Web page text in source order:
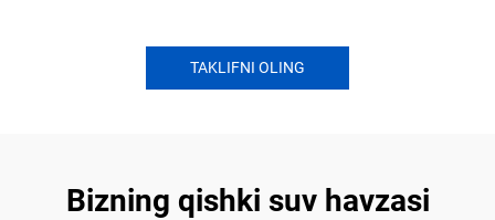
TAKLIFNI OLING
Bizning qishki suv havzasi